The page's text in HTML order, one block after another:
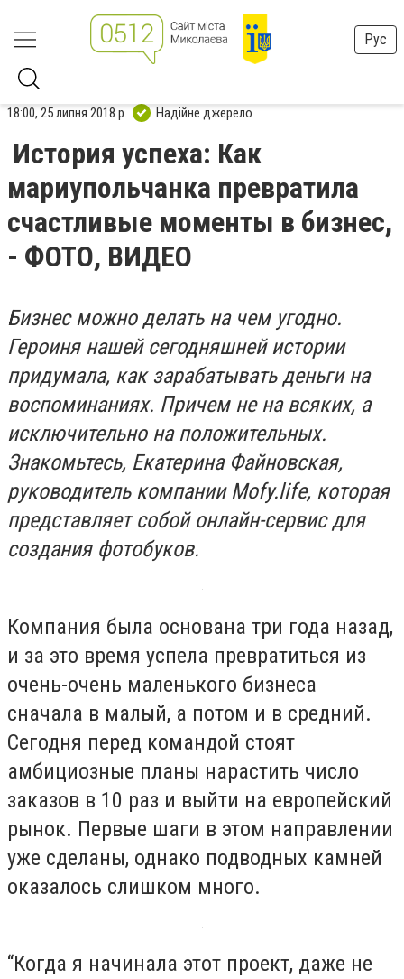
Рус
18:00, 25 липня 2018 р. Надійне джерело
История успеха: Как
мариупольчанка превратила
счастливые моменты в бизнес,
- ФОТО, ВИДЕО
Бизнес можно делать на чем угодно.
Героиня нашей сегодняшней истории
придумала, как зарабатывать деньги на
воспоминаниях. Причем не на всяких, а
исключительно на положительных.
Знакомьтесь, Екатерина Файновская,
руководитель компании Mofy.life, которая
представляет собой онлайн-сервис для
создания фотобуков.
Компания была основана три года назад,
и за это время успела превратиться из
очень-очень маленького бизнеса
сначала в малый, а потом и в средний.
Сегодня перед командой стоят
амбициозные планы нарастить число
заказов в 10 раз и выйти на европейский
рынок. Первые шаги в этом направлении
уже сделаны, однако подводных камней
оказалось слишком много.
“Когда я начинала этот проект, даже не